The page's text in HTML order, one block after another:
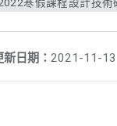
日期： 2021-11-13